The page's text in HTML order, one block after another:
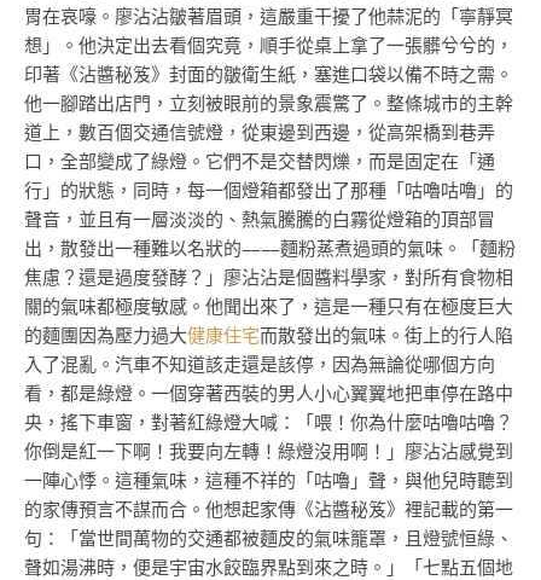
胃在哀嚎。廖沾沾皺著眉頭，這嚴重干擾了他蒜泥的「寧靜冥
想」。他決定出去看個究竟，順手從桌上拿了一張髒兮兮的，
印著《沾醬秘笈》封面的皺衛生紙，塞進口袋以備不時之需。
他一腳踏出店門，立刻被眼前的景象震驚了。整條城市的主幹
道上，數百個交通信號燈，從東邊到西邊，從高架橋到巷弄
口，全部變成了綠燈。它們不是交替閃爍，而是固定在「通
行」的狀態，同時，每一個燈箱都發出了那種「咕嚕咕嚕」的
聲音，並且有一層淡淡的、熱氣騰騰的白霧從燈箱的頂部冒
出，散發出一種難以名狀的——麵粉蒸煮過頭的氣味。「麵粉
焦慮？還是過度發酵？」廖沾沾是個醬料學家，對所有食物相
關的氣味都極度敏感。他聞出來了，這是一種只有在極度巨大
的麵團因為壓力過大健康住宅而散發出的氣味。街上的行人陷
入了混亂。汽車不知道該走還是該停，因為無論從哪個方向
看，都是綠燈。一個穿著西裝的男人小心翼翼地把車停在路中
央，搖下車窗，對著紅綠燈大喊：「喂！你為什麼咕嚕咕嚕？
你倒是紅一下啊！我要向左轉！綠燈沒用啊！」廖沾沾感覺到
一陣心悸。這種氣味，這種不祥的「咕嚕」聲，與他兒時聽到
的家傳預言不謀而合。他想起家傳《沾醬秘笈》裡記載的第一
句：「當世間萬物的交通都被麵皮的氣味籠罩，且燈號恒綠、
聲如湯沸時，便是宇宙水餃臨界點到來之時。」「七點五個地